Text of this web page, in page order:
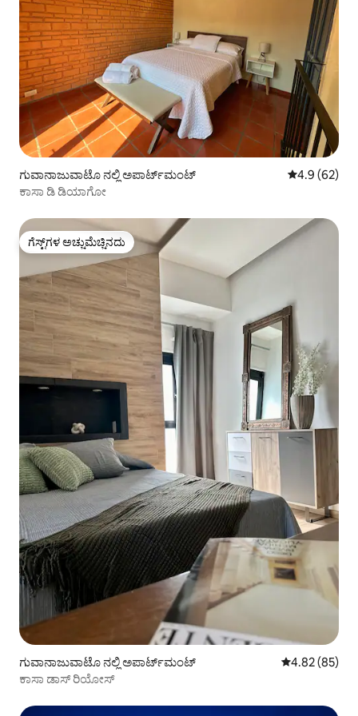
ಗುವಾನಾಜುವಾಟೊ ನಲ್ಲಿ ಅಪಾರ್ಟ್‌ಮಂಟ್ 5 ರಲ್ಲಿ 4.9
4.9 (62)
ಕಾಸಾ ಡಿ ಡಿಯಾಗೋ
ಗೆಸ್ಟ್‌ಗಳ ಅಚ್ಚುಮೆಚ್ಚಿನದು
ಗೆಸ್ಟ್‌ಗಳ ಅಚ್ಚುಮೆಚ್ಚಿನದು
ಗುವಾನಾಜುವಾಟೊ ನಲ್ಲಿ ಅಪಾರ್ಟ್‌ಮಂಟ್ 5 ರಲ್ಲಿ 4.82
4.82 (85)
ಕಾಸಾ ಡಾಸ್ ರಿಯೋಸ್